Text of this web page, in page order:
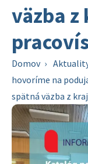
väzba z
Domov ›
hovoríme na
spätná väzba z